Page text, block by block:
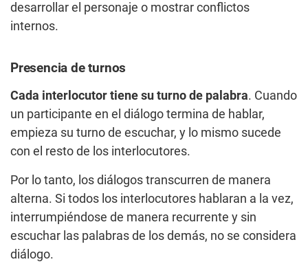
desarrollar el personaje o mostrar conflictos
internos.
Presencia de turnos
Cada interlocutor tiene su turno de palabra. Cuando
un participante en el diálogo termina de hablar,
empieza su turno de escuchar, y lo mismo sucede
con el resto de los interlocutores.
Por lo tanto, los diálogos transcurren de manera
alterna. Si todos los interlocutores hablaran a la vez,
interrumpiéndose de manera recurrente y sin
escuchar las palabras de los demás, no se considera
diálogo.